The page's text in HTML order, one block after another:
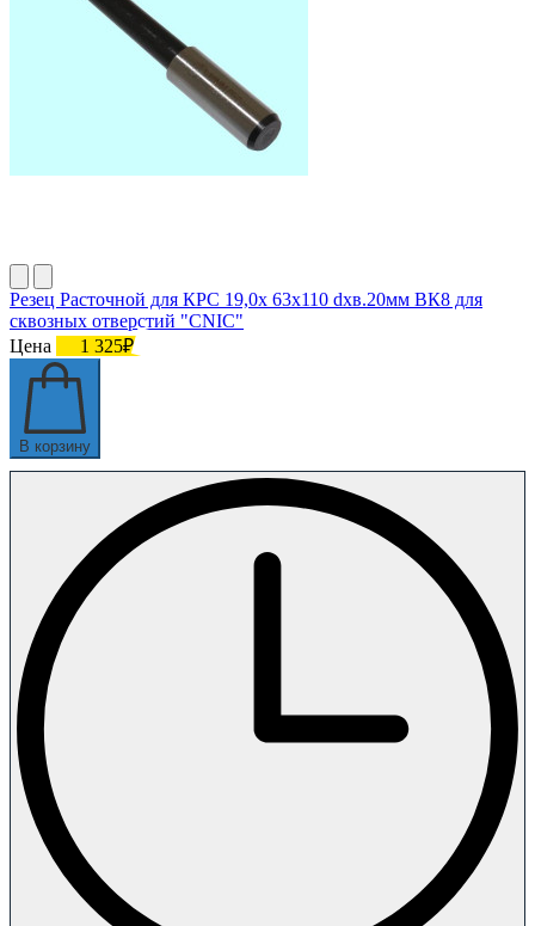
Резец Расточной для КРС 19,0х 63х110 dхв.20мм ВК8 для
сквозных отверстий "CNIC"
Цена
1 325₽
В корзину